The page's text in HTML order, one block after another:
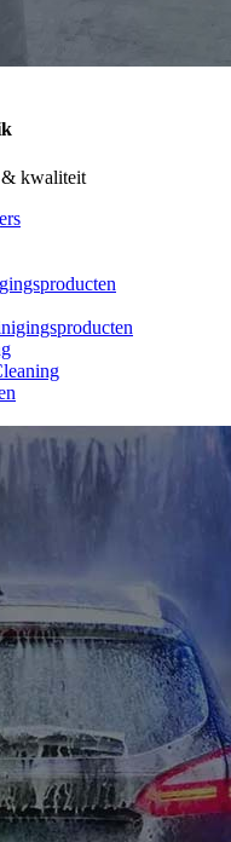
& kwaliteit